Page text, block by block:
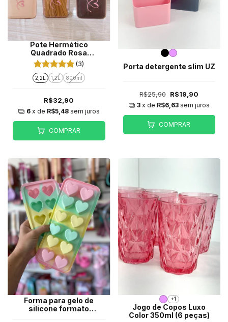
Pote Hermético
Quadrado Rosa
Personalizado (unidade)
(3)
2,2L 1,2L 800ml
R$32,90
6 x de R$5,48 sem juros
COMPRAR
Porta detergente slim UZ
R$25,90 R$19,90
3 x de R$6,63 sem juros
COMPRAR
Forma para gelo de
silicone formato
+1
Jogo de Copos Luxo
Color 350ml (6 peças)